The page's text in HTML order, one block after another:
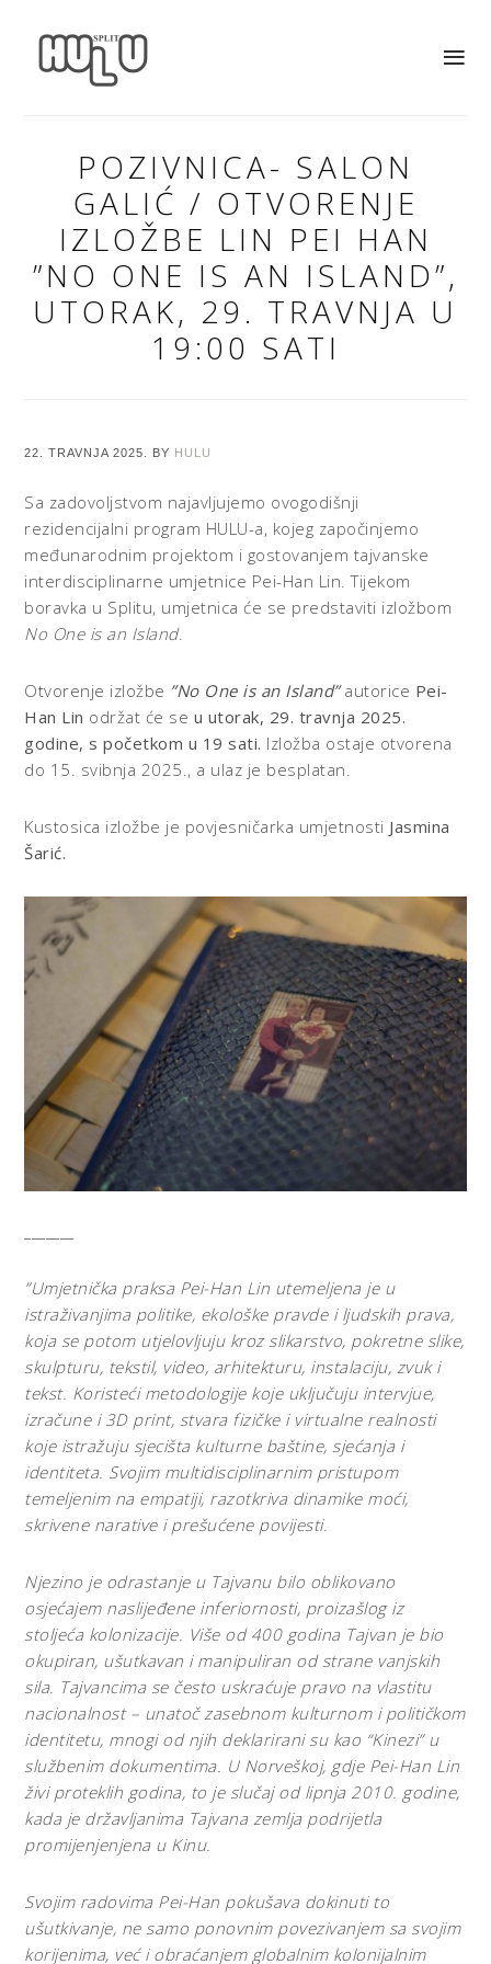
POZIVNICA- SALON
GALIĆ / OTVORENJE
IZLOŽBE LIN PEI HAN
”NO ONE IS AN ISLAND”,
UTORAK, 29. TRAVNJA U
19:00 SATI
22. TRAVNJA 2025. BY HULU
Sa zadovoljstvom najavljujemo ovogodišnji
rezidencijalni program HULU-a, kojeg započinjemo
međunarodnim projektom i gostovanjem tajvanske
interdisciplinarne umjetnice Pei-Han Lin. Tijekom
boravka u Splitu, umjetnica će se predstaviti izložbom
No One is an Island.
Otvorenje izložbe ”No One is an Island”autorice Pei-
Han Lin održat će se u utorak, 29. travnja 2025.
godine, s početkom u 19 sati. Izložba ostaje otvorena
do 15. svibnja 2025., a ulaz je besplatan.
Kustosica izložbe je povjesničarka umjetnosti Jasmina
Šarić.
”Umjetnička praksa Pei-Han Lin utemeljena je u
istraživanjima politike, ekološke pravde i ljudskih prava,
koja se potom utjelovljuju kroz slikarstvo, pokretne slike,
skulpturu, tekstil, video, arhitekturu, instalaciju, zvuk i
tekst. Koristeći metodologije koje uključuju intervjue,
izračune i 3D print, stvara fizičke i virtualne realnosti
koje istražuju sjecišta kulturne baštine, sjećanja i
identiteta. Svojim multidisciplinarnim pristupom
temeljenim na empatiji, razotkriva dinamike moći,
skrivene narative i prešućene povijesti.
Njezino je odrastanje u Tajvanu bilo oblikovano
osjećajem naslijeđene inferiornosti, proizašlog iz
stoljeća kolonizacije. Više od 400 godina Tajvan je bio
okupiran, ušutkavan i manipuliran od strane vanjskih
sila. Tajvancima se često uskraćuje pravo na vlastitu
nacionalnost – unatoč zasebnom kulturnom i političkom
identitetu, mnogi od njih deklarirani su kao “Kinezi” u
službenim dokumentima. U Norveškoj, gdje Pei-Han Lin
živi proteklih godina, to je slučaj od lipnja 2010. godine,
kada je državljanima Tajvana zemlja podrijetla
promijenjenjena u Kinu.
Svojim radovima Pei-Han pokušava dokinuti to
ušutkivanje, ne samo ponovnim povezivanjem sa svojim
korijenima, već i obraćanjem globalnim kolonijalnim